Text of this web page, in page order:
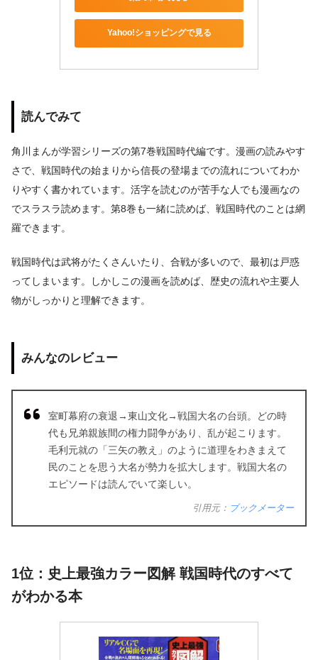
Yahoo!ショッピングで見る
読んでみて
角川まんが学習シリーズの第7巻戦国時代編です。漫画の読みやす
さで、戦国時代の始まりから信長の登場までの流れについてわか
りやすく書かれています。活字を読むのが苦手な人でも漫画なの
でスラスラ読めます。第8巻も一緒に読めば、戦国時代のことは網
羅できます。
戦国時代は武将がたくさんいたり、合戦が多いので、最初は戸惑
ってしまいます。しかしこの漫画を読めば、歴史の流れや主要人
物がしっかりと理解できます。
みんなのレビュー
室町幕府の衰退→東山文化→戦国大名の台頭。どの時
代も兄弟親族間の権力闘争があり、乱が起こります。
毛利元就の「三矢の教え」のように道理をわきまえて
民のことを思う大名が勢力を拡大します。戦国大名の
エピソードは読んでいて楽しい。
引用元： ブックメーター
1位：史上最強カラー図解 戦国時代のすべて
がわかる本